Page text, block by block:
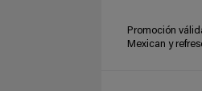
Promoción
Mexican y